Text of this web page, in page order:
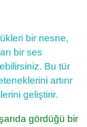
bir nesne,
bir ses
Bu tür
artırır
geliştirir.
gördüğü bir